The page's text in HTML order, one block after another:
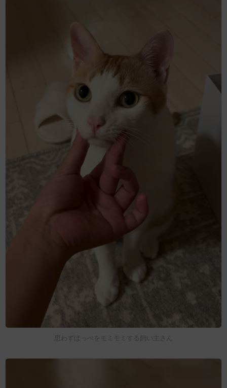
思わずほっぺをモミモミする飼い主さん